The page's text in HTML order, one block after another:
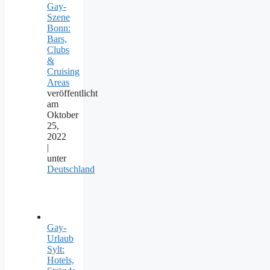
Gay-
Szene
Bonn:
Bars,
Clubs
&
Cruising
Areas
veröffentlicht
am
Oktober
25,
2022
|
unter
Deutschland
Gay-
Urlaub
Sylt:
Hotels,